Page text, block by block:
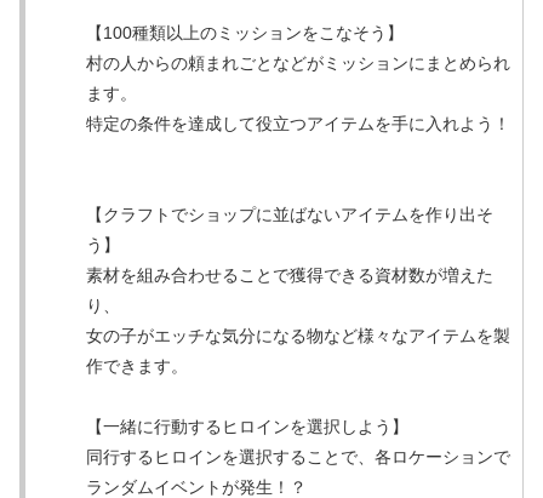
【100種類以上のミッションをこなそう】
村の人からの頼まれごとなどがミッションにまとめられ
ます。
特定の条件を達成して役立つアイテムを手に入れよう！
【クラフトでショップに並ばないアイテムを作り出そ
う】
素材を組み合わせることで獲得できる資材数が増えた
り、
女の子がエッチな気分になる物など様々なアイテムを製
作できます。
【一緒に行動するヒロインを選択しよう】
同行するヒロインを選択することで、各ロケーションで
ランダムイベントが発生！？